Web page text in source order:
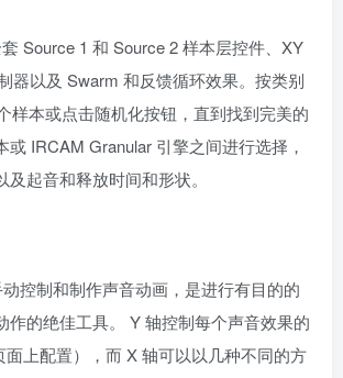
Source 1 和 Source 2 样本层控件、XY
器以及 Swarm 和反馈循环效果。按类别
样本或点击随机化按钮，直到找到完美的
或 IRCAM Granular 引擎之间进行选择，
起音和释放时间和形状。
控制和制作声音动画，是进行有目的的
作的绝佳工具。 Y 轴控制每个声音效果的
面上配置），而 X 轴可以以几种不同的方